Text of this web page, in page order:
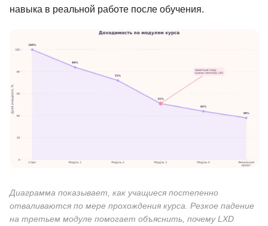
навыка в реальной работе после обучения.
Диаграмма показывает, как учащиеся постепенно
отваливаются по мере прохождения курса. Резкое падение
на третьем модуле помогает объяснить, почему LXD